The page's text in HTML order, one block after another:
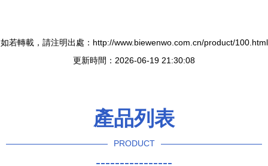
如若轉載，請注明出處：http://www.biewenwo.com.cn/product/100.html
更新時間：2026-06-19 21:30:08
產品列表
PRODUCT
----------------